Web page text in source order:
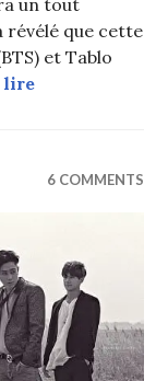
un tout
révélé que cette
et Tablo
lireSuga (BTS) et
6 COMMENTS